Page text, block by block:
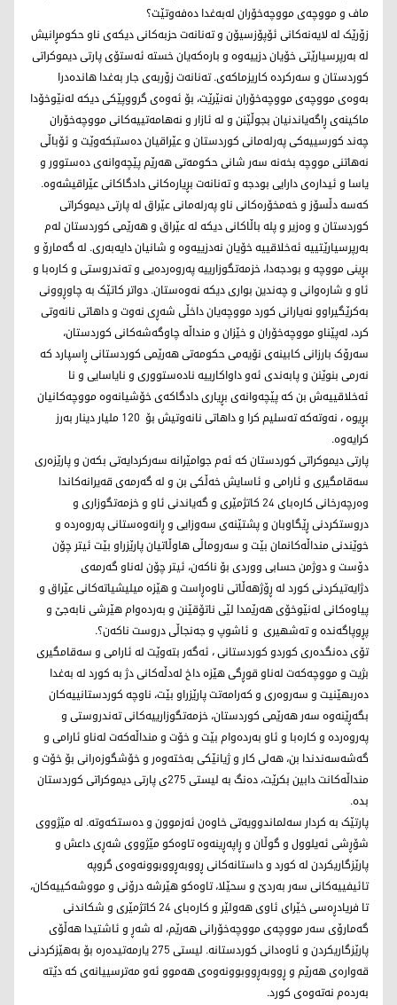
ماف و مووچەی مووچەخۆران لەبەغدا دەفەوتێت؟
زۆرێک لە لایەنەکانی ئۆپۆزسیۆن و تەنانەت حزبەکانی دیکەی ناو حکومڕانیش
لە بەرپرسیارێتی خۆیان دزییەوە و بارەکەیان خستە ئەستۆی پارتی دیموکراتی
کوردستان و سەرکردە کاریزماکەی. تەنانەت زۆربەی جار بەغدا هاندەدرا
بەوەی مووچەی مووچەخۆران نەنێرێت، بۆ ئەوەی گرووپێکی دیکە لەنێوخۆدا
ماکینەی ڕاگەیاندنیان بجوڵێنن و لە ئازار و نەهامەتییەکانی مووچەخۆران
چەند کورسییەکی پەرلەمانی کوردستان و عێراقیان دەستبکەوێت و ئۆباڵی
نەهاتنی مووچە بخەنە سەر شانی حكومەتی هەرێم پێچەوانەی دەستوور و
یاسا و ئیدارەی دارایی بودجە و تەنانەت بڕیارەكانی دادگاكانی عێراقیشەوە.
کەسە دڵسۆز و خەمخۆرەکانی ناو پەرلەمانی عێراق لە پارتی دیموکراتی
کوردستان و وەزیر و پلە باڵاکانی دیکە لە عێراق و هەرێمی کوردستان لەم
بەرپرسیارێتییە ئەخلاقییە خۆیان نەدزییەوە و شانیان دایەبەری. لە گەمارۆ و
بڕینی مووچە و بودجەدا، خزمەتگوزارییە پەروەردەیی و تەندروستی و کارەبا و
ئاو و شارەوانی و چەندین بواری دیکە نەوەستان. دواتر کاتێک بە چاوڕوونی
بەكرێگیراوو نەیارانی کورد مووچەیان داخڵی شەڕی نەوت و داهاتی نانەوتی
کرد، لەپێناو مووچەخۆران و خێزان و منداڵە چاوگەشەکانی کوردستان،
سەرۆک بارزانی کابینەی نۆیەمی حکومەتی هەرێمی کوردستانی ڕاسپارد کە
نەرمی بنوێنن و پابەندی ئەو داواکارییە نادەستووری و نایاسایی و نا
ئەخلاقییەش بن کە پێچەوانەی بڕیاری دادگاکەی خۆشیانەوە مووچەكانیان
بڕیوە ، نەوتەکە تەسلیم كرا و داهاتی نانەوتیش بۆ 120 ملیار دینار بەرز
كرایەوە.
پارتی دیموكراتی كوردستان كە ئەم جوامێرانە سەرکردایەتی بکەن و پارێزەری
سەقامگیری و ئارامی و ئاسایش خەڵكی بن و لە گەرمەی قەیرانەکاندا
وەرچەرخانی کارەبای 24 کاتژمێری و گەیاندنی ئاو و خزمەتگوزاری و
دروستکردنی ڕێگاوبان و پشتێنەی سەوزایی و ڕانەوەستانی پەروەردە و
خوێندنی منداڵەکانمان بێت و سەروماڵی هاوڵاتیان پارێزراو بێت ئیتر چۆن
دۆست و دوژمن حسابی ووردی بۆ ناكەن، ئیتر چۆن لەناو گەرمەی
دژایەتیکردنی کورد لە ڕۆژهەڵاتی ناوەڕاست و هێزە میلیشیاتەکانی عێراق و
پیاوەکانی لەنێوخۆی هەرێمدا لێی ناتۆقێنن و بەردەوام هێرشی نابەجێ و
پڕوپاگەندە و تەشهیری و ئاشوپ و جەنجاڵی دروست ناكەن؟.
تۆی دەنگدەری کوردو كوردستانی ، ئەگەر بتەوێت لە ئارامی و سەقامگیری
بژیت و مووچەکەت لەناو قوڕگی هێزە داخ لەدڵەکانی دژ بە کورد لە بەغدا
دەربهێنیت و سەروەری و کەرامەتت پارێزراو بێت، ناوچە کوردستانییەکان
بگەڕێنەوە سەر هەرێمی کوردستان، خزمەتگوزارییەکانی تەندروستی و
پەروەردە و کارەبا و ئاو بەردەوام بێت و خۆت و منداڵەکەت لەناو ئارامی و
گەشەسەندندا بن، هەلی کار و ژیانێکی بەختەوەر و خۆشگوزەرانی بۆ خۆت و
منداڵەکانت دابین بکرێت، دەنگ بە لیستی 275ی پارتی دیموکراتی کوردستان
بدە.
پارتێک بە کردار سەلماندوویەتی خاوەن ئەزموون و دەستکەوتە. لە مێژووی
شۆڕشی ئەیلوول و گوڵان و ڕاپەڕینەوە تاوەکو مێژووی شەڕی داعش و
پارێزگاریکردن لە کورد و داستانەکانی ڕووبەڕووبوونەوەی گروپە
تائیفییەکانی سەر بەردێ و سحێلا، تاوەکو هێرشە درۆنی و مووشەکییەکان،
تا فریادڕەسی خێرای ئاوی هەولێر و کارەبای 24 کاتژمێری و شکاندنی
گەمارۆی سەر مووچەی مووچەخۆرانی هەرێم، لە شەڕ و ئاشتیدا هەڵۆی
پارێزگاریکردن و ئاوەدانی کوردستانە. لیستی 275 یارمەتیدەرە بۆ بەهێزکردنی
قەوارەی هەرێم و ڕووبەڕووبوونەوەی هەموو ئەو مەترسییانەی کە دێتە
بەردەم نەتەوەی کورد.